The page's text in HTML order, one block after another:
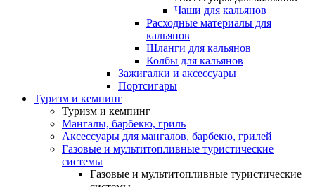
Чаши для кальянов
Расходные материалы для
кальянов
Шланги для кальянов
Колбы для кальянов
Зажигалки и аксессуары
Портсигары
Туризм и кемпинг
Туризм и кемпинг
Мангалы, барбекю, гриль
Аксессуары для мангалов, барбекю, грилей
Газовые и мультитопливные туристические
системы
Газовые и мультитопливные туристические